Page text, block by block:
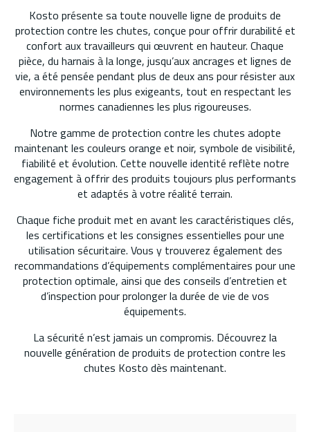
Kosto présente sa toute nouvelle ligne de produits de
protection contre les chutes, conçue pour offrir durabilité et
confort aux travailleurs qui œuvrent en hauteur. Chaque
pièce, du harnais à la longe, jusqu’aux ancrages et lignes de
vie, a été pensée pendant plus de deux ans pour résister aux
environnements les plus exigeants, tout en respectant les
normes canadiennes les plus rigoureuses.
Notre gamme de protection contre les chutes adopte
maintenant les couleurs orange et noir, symbole de visibilité,
fiabilité et évolution. Cette nouvelle identité reflète notre
engagement à offrir des produits toujours plus performants
et adaptés à votre réalité terrain.
Chaque fiche produit met en avant les caractéristiques clés,
les certifications et les consignes essentielles pour une
utilisation sécuritaire. Vous y trouverez également des
recommandations d’équipements complémentaires pour une
protection optimale, ainsi que des conseils d’entretien et
d’inspection pour prolonger la durée de vie de vos
équipements.
La sécurité n’est jamais un compromis. Découvrez la
nouvelle génération de produits de protection contre les
chutes Kosto dès maintenant.